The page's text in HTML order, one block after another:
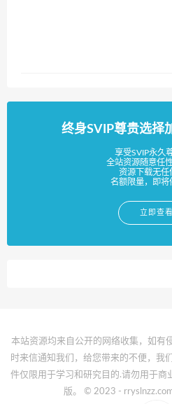
终身SVIP尊贵选择
享受SVIP永久
全站资源随意任
资源下载无任
名额限量，即将
立即查看
本站资源均来自公开的网络收集，如有
时来信通知我们，给您带来的不便，我
件仅限用于学习和研究目的.请勿用于商
版。 © 2023 -